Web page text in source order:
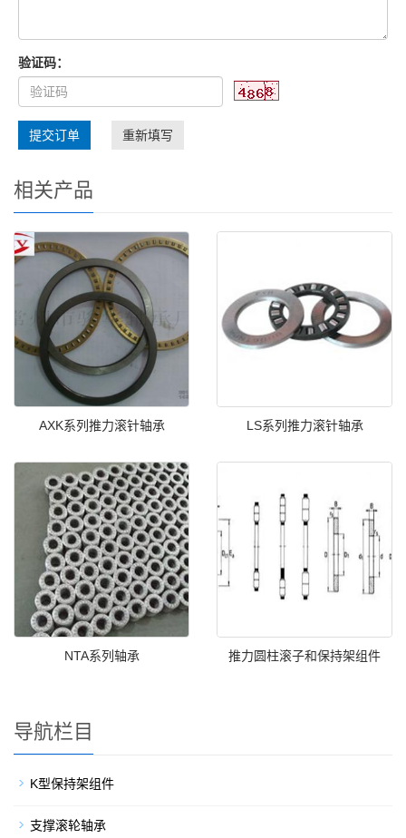
验证码：
提交订单 重新填写
相关产品
AXK系列推力滚针轴承 LS系列推力滚针轴承
NTA系列轴承 推力圆柱滚子和保持架组件
导航栏目
K型保持架组件
支撑滚轮轴承